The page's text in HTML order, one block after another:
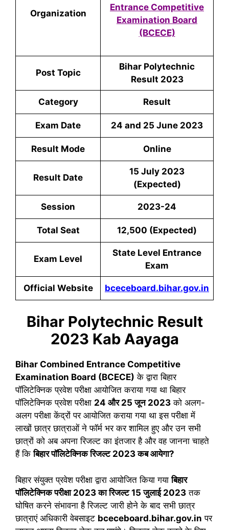
Organization
Entrance Competitive
Examination Board
(BCECE)
Post Topic
Bihar Polytechnic
Result 2023
Category Result
Exam Date 24 and 25 June 2023
Result Mode Online
Result Date
15 July 2023
(Expected)
Session 2023-24
Total Seat 12,500 (Expected)
Exam Level
State Level Entrance
Exam
Official Website bceceboard.bihar.gov.in
Bihar Polytechnic Result
2023 Kab Aayaga
Bihar Combined Entrance Competitive
Examination Board (BCECE) के द्वारा बिहार
पॉलिटेक्निक प्रवेश परीक्षा आयोजित कराया गया था बिहार
पॉलिटेक्निक प्रवेश परीक्षा 24 और 25 जून 2023 को अलग-
अलग परीक्षा केंद्रों पर आयोजित कराया गया था इस परीक्षा में
लाखों छात्र छात्राओं ने फॉर्म भर कर शामिल हुए और उन सभी
छात्रों को अब अपना रिजल्ट का इंतजार है और वह जानना चाहते
हैं किबिहार पॉलिटेक्निक रिजल्ट 2023 कब आयेगा?
बिहार संयुक्त प्रवेश परीक्षा द्वारा आयोजित किया गयाबिहार
पॉलिटेक्निक परीक्षा 2023 का रिजल्ट 15 जुलाई 2023 तक
घोषित करने संभावना है रिजल्ट जारी होने के बाद सभी छात्र
छात्राएं अधिकारी वेबसाइट bceceboard.bihar.gov.in पर